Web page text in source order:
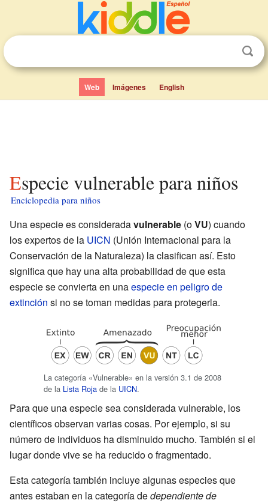
Web Imágenes English
Especie vulnerable para niños
Enciclopedia para niños
Una especie es consideradavulnerable (oVU) cuando
los expertos de la UICN (Unión Internacional para la
Conservación de la Naturaleza) la clasifican así. Esto
significa que hay una alta probabilidad de que esta
especie se convierta en unaespecie en peligro de
extinción si no se toman medidas para protegerla.
La categoría «Vulnerable» en la versión 3.1 de 2008
de la Lista Roja de la UICN.
Para que una especie sea considerada vulnerable, los
científicos observan varias cosas. Por ejemplo, si su
número de individuos ha disminuido mucho. También si el
lugar donde vive se ha reducido o fragmentado.
Esta categoría también incluye algunas especies que
antes estaban en la categoría dedependiente de